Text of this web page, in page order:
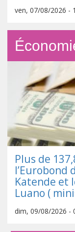
ven, 07/08/2026 -
Plus de
l’Eurobond
Katende et
Luano (
dim, 09/08/2026 -